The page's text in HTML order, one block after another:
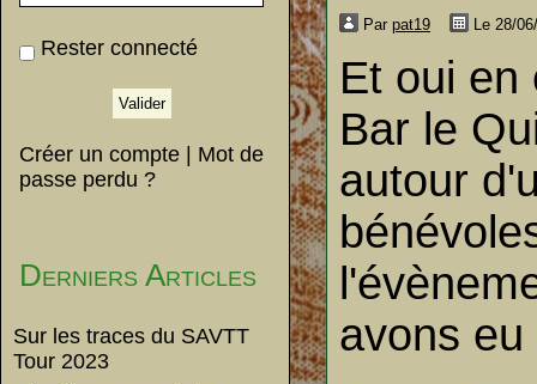
Rester connecté
Créer un compte
Mot de
passe perdu ?
Derniers Articles
Sur les traces du SAVTT
Tour 2023
Par pat19 Le 28/
Et oui en
Bar le
autour
avons